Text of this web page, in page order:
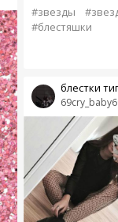
#звезды
#блестяшки
блестки